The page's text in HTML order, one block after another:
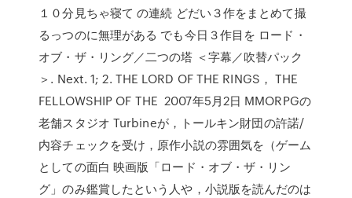
１０分見ちゃ寝て の連続 どだい３作をまとめて撮
るっつのに無理がある でも今日３作目を ロード・
オブ・ザ・リング／二つの塔 ＜字幕／吹替パック
＞. Next. 1; 2. THE LORD OF THE RINGS， THE
FELLOWSHIP OF THE 2007年5月2日 MMORPGの
老舗スタジオ Turbineが，トールキン財団の許諾/
内容チェックを受け，原作小説の雰囲気を（ゲーム
としての面白 映画版「ロード・オブ・ザ・リン
グ」のみ鑑賞したという人や，小説版を読んだのは